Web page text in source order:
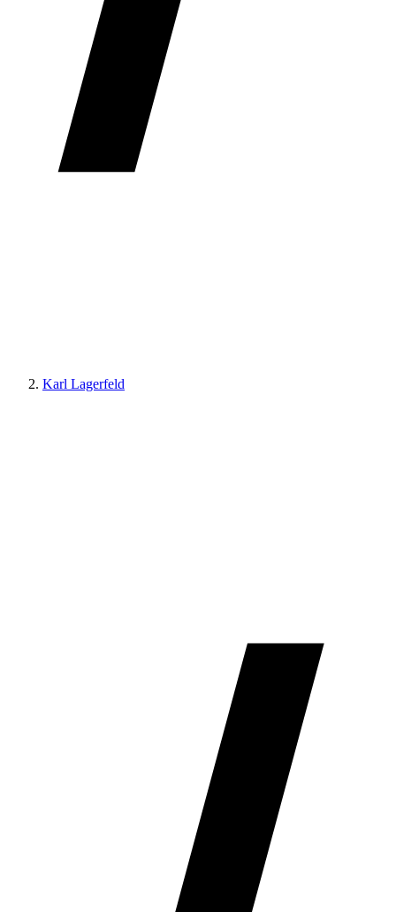
Karl Lagerfeld